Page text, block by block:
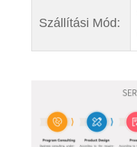
Szállítási Mód: